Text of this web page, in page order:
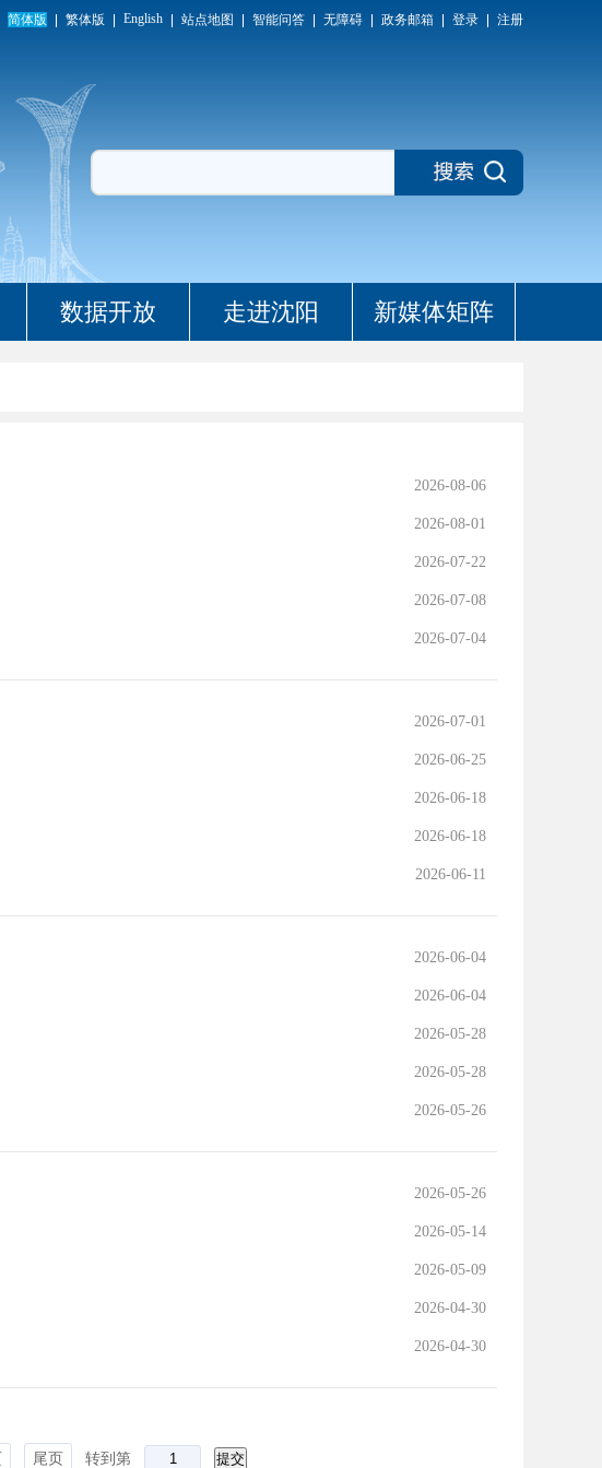
简体版 繁体版 English 站点地图 智能问答 无障碍 政务邮箱 登录 注册
数据开放 走进沈阳 新媒体矩阵
2026-08-06
2026-08-01
2026-07-22
2026-07-08
2026-07-04
2026-07-01
2026-06-25
2026-06-18
2026-06-18
2026-06-11
2026-06-04
2026-06-04
2026-05-28
2026-05-28
2026-05-26
2026-05-26
2026-05-14
2026-05-09
2026-04-30
2026-04-30
尾页 转到第